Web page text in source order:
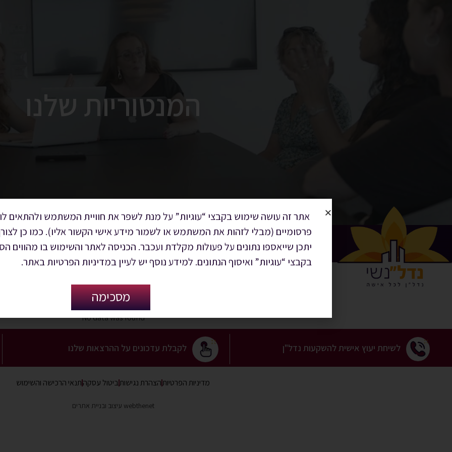
המנטוריות שלנו
דף הבית מי אנחנו השירותים שלנו בית ספר לנדל”ן גלריה המלצות מאמרים מן
No data was found
לשיחת יעוץ אישית להשקעות נדל"ן לקבלת עדכונים על ההרצאות שלנו
מדיניות הפרטיותהצהרת נגישותביטול עסקהתנאי הרכישה והשימוש
webthenet עיצוב ובניית אתרים
אתר זה עושה שימוש בקבצי “עוגיות” על מנת לשפר את חוויית המשתמש ולהתאים
פרסומיים (מבלי לזהות את המשתמש או לשמור מידע אישי הקשור אליו). כמו כן
יתכן שייאספו נתונים על פעולות מקלדת ועכבר. הכניסה לאתר והשימוש בו מהווים
בקבצי “עוגיות” ואיסוף הנתונים. למידע נוסף יש לעיין במדיניות הפרטיות באתר.
מסכימה